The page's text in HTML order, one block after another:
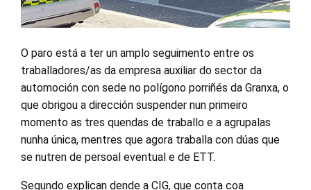
O paro está a ter un amplo seguimento entre os
traballadores/as da empresa auxiliar do sector da
automoción con sede no polígono porriñés da Granxa, o
que obrigou a dirección suspender nun primeiro
momento as tres quendas de traballo e a agrupalas
nunha única, mentres que agora traballa con dúas que
se nutren de persoal eventual e de ETT.
Segundo explican dende a CIG, que conta coa